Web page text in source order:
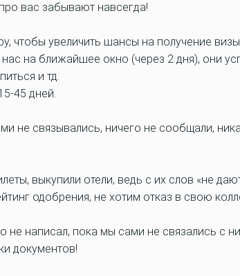
вас забывают навсегда!
чтобы увеличить шансы на получение
на ближайшее окно (через 2 дня), они
и тд.
45 дней.
не связывались, ничего не сообщали,
выкупили отели, ведь с их слов «не
одобрения, не хотим отказ в свою
не написал, пока мы сами не связались с
документов!